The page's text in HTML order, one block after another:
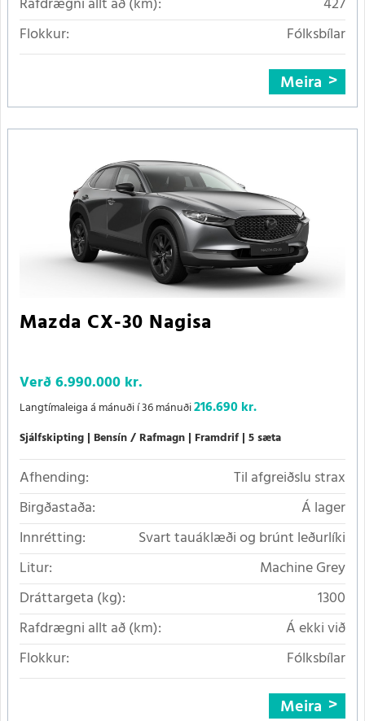
Flokkur:
Fólksbílar
Meira
Mazda CX-30 Nagisa
Verð6.990.000 kr.
Langtímaleiga á mánuði í 36 mánuði216.690 kr.
Sjálfskipting Bensín / Rafmagn Framdrif 5 sæta
Afhending:
Til afgreiðslu strax
Birgðastaða:
Á lager
Innrétting:
Svart tauáklæði og brúnt leðurlíki
Litur:
Machine Grey
Dráttargeta (kg):
1300
Rafdrægni allt að (km):
Á ekki við
Flokkur:
Fólksbílar
Meira